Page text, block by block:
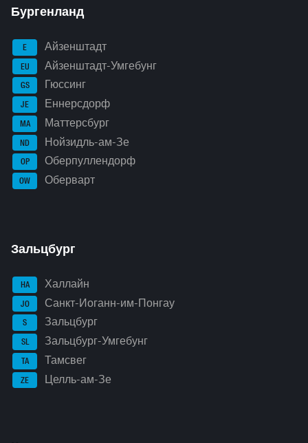
Бургенланд
E Айзенштадт
EU Айзенштадт-Умгебунг
GS Гюссинг
JE Еннерсдорф
MA Маттерсбург
ND Нойзидль-ам-Зе
OP Оберпуллендорф
OW Оберварт
Зальцбург
HA Халлайн
JO Санкт-Иоганн-им-Понгау
S Зальцбург
SL Зальцбург-Умгебунг
TA Тамсвег
ZE Целль-ам-Зе